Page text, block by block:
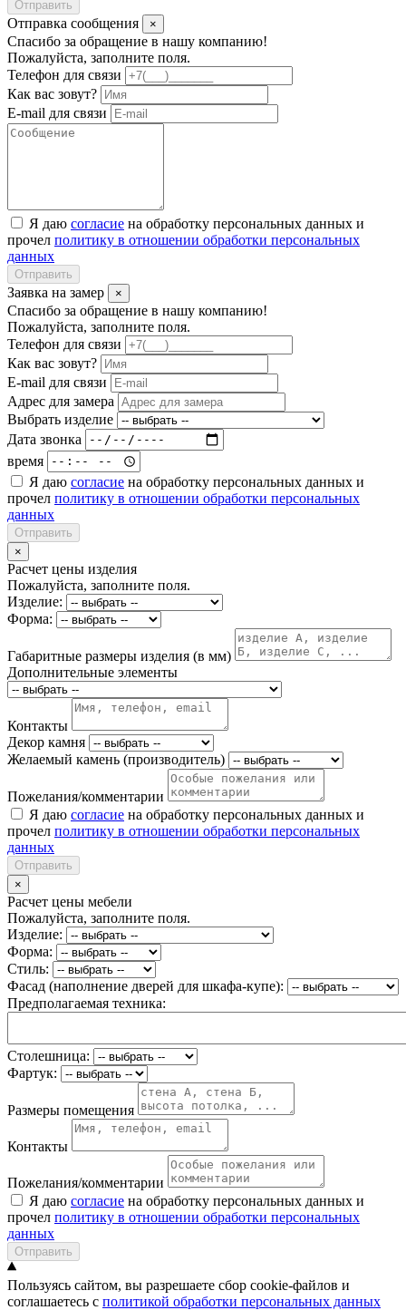
Отправить
Отправка сообщения ×
Спасибо за обращение в нашу компанию!
Пожалуйста, заполните поля.
Телефон для связи
Как вас зовут?
E-mail для связи
Я даю согласие на обработку персональных данных и
прочел политику в отношении обработки персональных
данных
Отправить
Заявка на замер ×
Спасибо за обращение в нашу компанию!
Пожалуйста, заполните поля.
Телефон для связи
Как вас зовут?
E-mail для связи
Адрес для замера
Выбрать изделие
Дата звонка
время
Я даю согласие на обработку персональных данных и
прочел политику в отношении обработки персональных
данных
Отправить
×
Расчет цены изделия
Пожалуйста, заполните поля.
Изделие:
Форма:
Габаритные размеры изделия (в мм)
Дополнительные элементы
Контакты
Декор камня
Желаемый камень (производитель)
Пожелания/комментарии
Я даю согласие на обработку персональных данных и
прочел политику в отношении обработки персональных
данных
Отправить
×
Расчет цены мебели
Пожалуйста, заполните поля.
Изделие:
Форма:
Стиль:
Фасад (наполнение дверей для шкафа-купе):
Предполагаемая техника:
Столешница:
Фартук:
Размеры помещения
Контакты
Пожелания/комментарии
Я даю согласие на обработку персональных данных и
прочел политику в отношении обработки персональных
данных
Отправить
Пользуясь сайтом, вы разрешаете сбор cookie-файлов и
соглашаетесь с политикой обработки персональных данных